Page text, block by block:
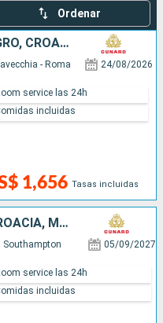
Ordenar
ITALIA, GRECIA, MONTENEGRO, CROACIA, MALTA, ESPAÑA
- Roma 24/08/2026
1,656 Tasas incluidas
service las 24h
incluidas
PORTUGAL, ITALIA, GRECIA, CROACIA, MALTA, ESPAÑA, REINO UNIDO
Southampton 05/09/2027
service las 24h
incluidas